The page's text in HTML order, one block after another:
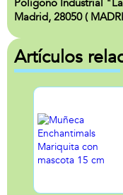
Polígono Industrial
Madrid, 28050 (
Artículos